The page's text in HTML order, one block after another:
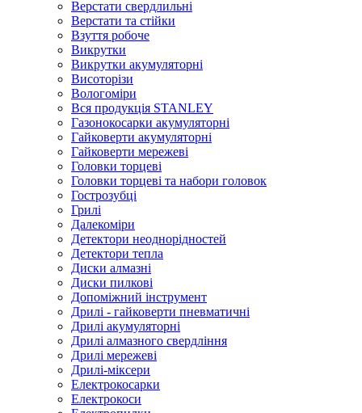
Верстати свердлильні
Верстати та стійки
Взуття робоче
Викрутки
Викрутки акумуляторні
Висоторізи
Вологоміри
Вся продукція STANLEY
Газонокосарки акумуляторні
Гайковерти акумуляторні
Гайковерти мережеві
Головки торцеві
Головки торцеві та набори головок
Гострозубці
Грилі
Далекоміри
Детектори неоднорідностей
Детектори тепла
Диски алмазні
Диски пилкові
Допоміжний інструмент
Дрилі - гайковерти пневматичні
Дрилі акумуляторні
Дрилі алмазного свердління
Дрилі мережеві
Дрилі-міксери
Електрокосарки
Електрокоси